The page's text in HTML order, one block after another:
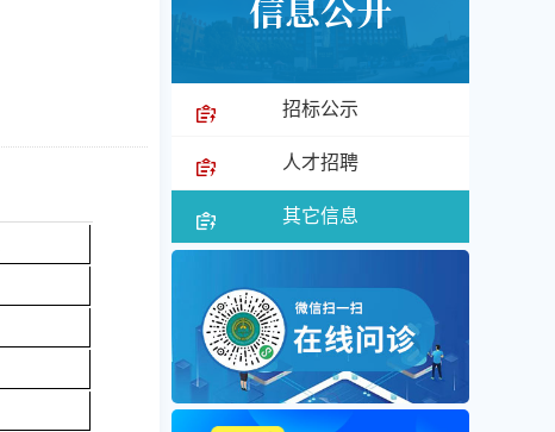
招标公示
人才招聘
其它信息